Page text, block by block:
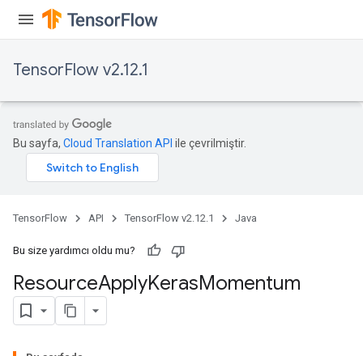
TensorFlow v2.12.1
Bu sayfa, Cloud Translation API ile çevrilmiştir.
TensorFlow API TensorFlow v2.12.1 Java
Bu size yardımcı oldu mu?
ResourceApplyKerasMomentum